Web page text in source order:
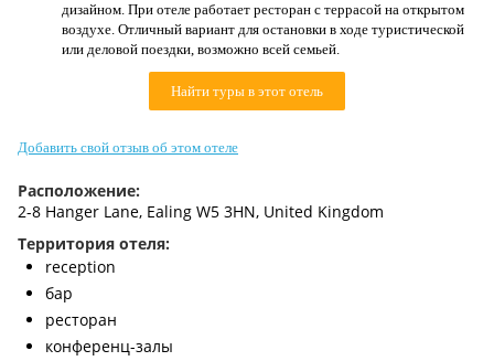
Контакты
дизайном. При отеле работает ресторан с террасой на открытом
воздухе. Отличный вариант для остановки в ходе туристической
или деловой поездки, возможно всей семьей.
Найти туры в этот отель
Добавить свой отзыв об этом отеле
Расположение:
2-8 Hanger Lane, Ealing W5 3HN, United Kingdom
Территория отеля:
reception
бар
ресторан
конференц-залы